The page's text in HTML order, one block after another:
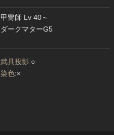
甲冑師 Lv 40～
ダークマターG5
武具投影:○
染色:×